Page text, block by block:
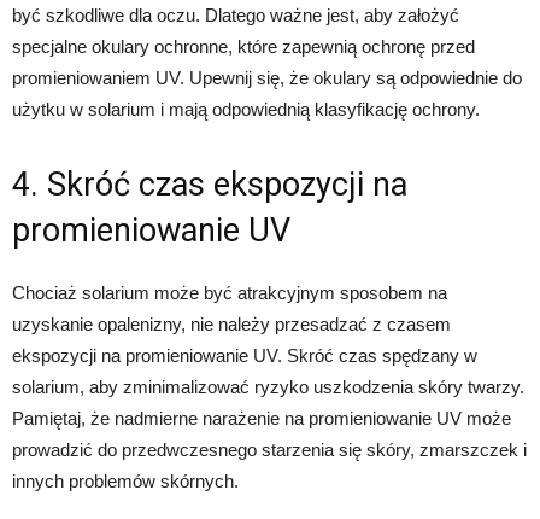
być szkodliwe dla oczu. Dlatego ważne jest, aby założyć
specjalne okulary ochronne, które zapewnią ochronę przed
promieniowaniem UV. Upewnij się, że okulary są odpowiednie do
użytku w solarium i mają odpowiednią klasyfikację ochrony.
4. Skróć czas ekspozycji na
promieniowanie UV
Chociaż solarium może być atrakcyjnym sposobem na
uzyskanie opalenizny, nie należy przesadzać z czasem
ekspozycji na promieniowanie UV. Skróć czas spędzany w
solarium, aby zminimalizować ryzyko uszkodzenia skóry twarzy.
Pamiętaj, że nadmierne narażenie na promieniowanie UV może
prowadzić do przedwczesnego starzenia się skóry, zmarszczek i
innych problemów skórnych.